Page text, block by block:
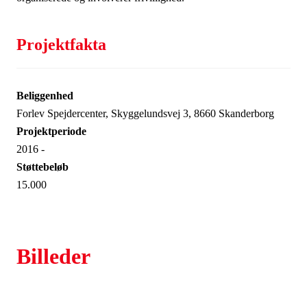
Projektfakta
Beliggenhed
Forlev Spejdercenter, Skyggelundsvej 3, 8660 Skanderborg
Projektperiode
2016 -
Støttebeløb
15.000
Billeder